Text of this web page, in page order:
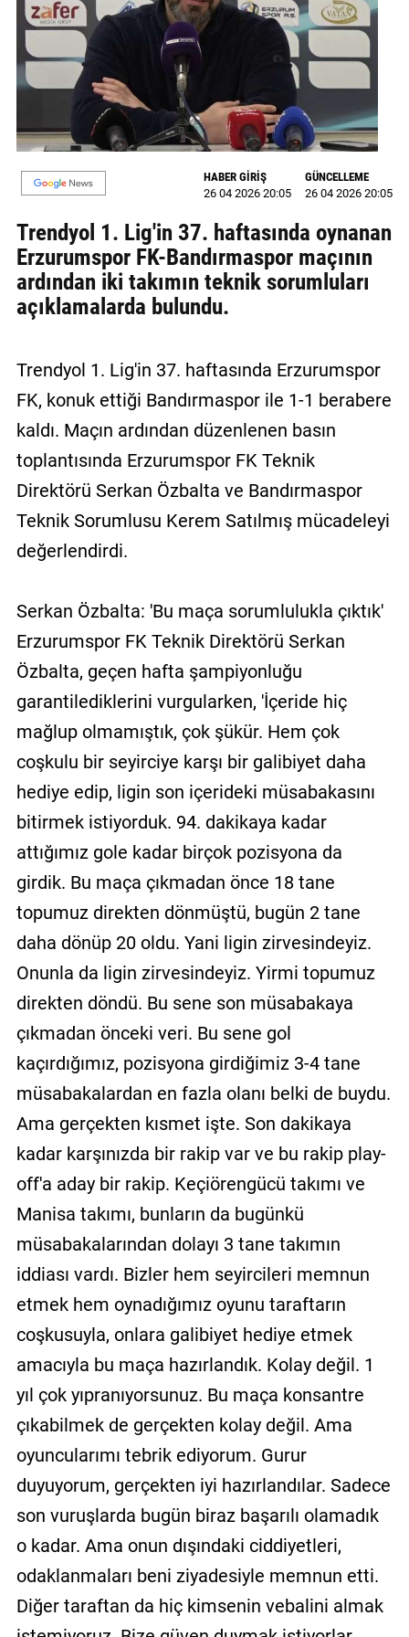
MAGAZİN
GALERİ
YAZARLAR
BİZE
Künye
İletişim
HABER GİRİŞ
26 04 2026 20:05
GÜNCELLEME
26 04 2026 20:05
Trendyol 1. Lig'in 37. haftasında oynanan
Erzurumspor FK-Bandırmaspor maçının
ardından iki takımın teknik sorumluları
açıklamalarda bulundu.
Trendyol 1. Lig'in 37. haftasında Erzurumspor
FK, konuk ettiği Bandırmaspor ile 1-1 berabere
kaldı. Maçın ardından düzenlenen basın
toplantısında Erzurumspor FK Teknik
Direktörü Serkan Özbalta ve Bandırmaspor
Teknik Sorumlusu Kerem Satılmış mücadeleyi
değerlendirdi.
Serkan Özbalta: 'Bu maça sorumlulukla çıktık'
Erzurumspor FK Teknik Direktörü Serkan
Özbalta, geçen hafta şampiyonluğu
garantilediklerini vurgularken, 'İçeride hiç
mağlup olmamıştık, çok şükür. Hem çok
coşkulu bir seyirciye karşı bir galibiyet daha
hediye edip, ligin son içerideki müsabakasını
bitirmek istiyorduk. 94. dakikaya kadar
attığımız gole kadar birçok pozisyona da
girdik. Bu maça çıkmadan önce 18 tane
topumuz direkten dönmüştü, bugün 2 tane
daha dönüp 20 oldu. Yani ligin zirvesindeyiz.
Onunla da ligin zirvesindeyiz. Yirmi topumuz
direkten döndü. Bu sene son müsabakaya
çıkmadan önceki veri. Bu sene gol
kaçırdığımız, pozisyona girdiğimiz 3-4 tane
müsabakalardan en fazla olanı belki de buydu.
Ama gerçekten kısmet işte. Son dakikaya
kadar karşınızda bir rakip var ve bu rakip play-
off'a aday bir rakip. Keçiörengücü takımı ve
Manisa takımı, bunların da bugünkü
müsabakalarından dolayı 3 tane takımın
iddiası vardı. Bizler hem seyircileri memnun
etmek hem oynadığımız oyunu taraftarın
coşkusuyla, onlara galibiyet hediye etmek
amacıyla bu maça hazırlandık. Kolay değil. 1
yıl çok yıpranıyorsunuz. Bu maça konsantre
çıkabilmek de gerçekten kolay değil. Ama
oyuncularımı tebrik ediyorum. Gurur
duyuyorum, gerçekten iyi hazırlandılar. Sadece
son vuruşlarda bugün biraz başarılı olamadık
o kadar. Ama onun dışındaki ciddiyetleri,
odaklanmaları beni ziyadesiyle memnun etti.
Diğer taraftan da hiç kimsenin vebalini almak